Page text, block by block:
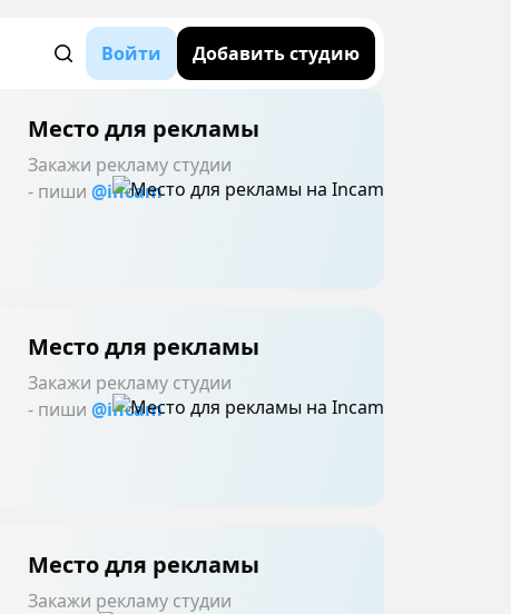
Войти Добавить студию
Место для рекламы
Закажи рекламу студии
- пиши @incam
Место для рекламы
Закажи рекламу студии
- пиши @incam
Место для рекламы
Закажи рекламу студии